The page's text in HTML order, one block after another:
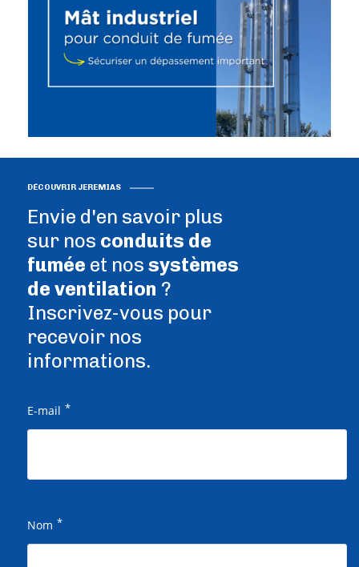
DÉCOUVRIR JEREMIAS
Envie d'en savoir plus
sur nos conduits de
fumée et nos systèmes
de ventilation ?
Inscrivez-vous pour
recevoir nos
informations.
E-mail *
Nom *